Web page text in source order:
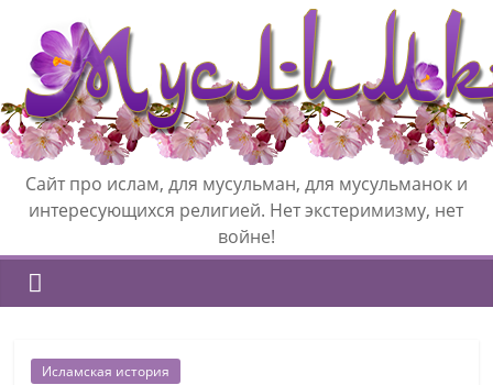
Сайт про ислам, для мусульман, для мусульманок и
интересующихся религией. Нет экстеримизму, нет
войне!
Исламская история